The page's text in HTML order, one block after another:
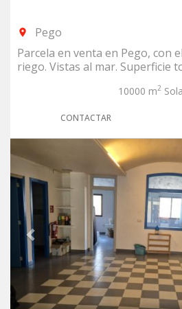
room
Pego
Parcela en venta en Pego, con
riego. Vistas al mar. Superficie
10000 m2
CONTACTAR
Previous